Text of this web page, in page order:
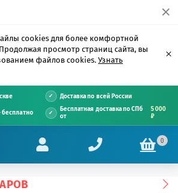
cookies для более комфортной
просмотр страниц сайта, вы
файлов cookies. Узнать
×
Доставка по всей России
бесплатно
Бесплатная доставка по СПб
от
5 000
₽
0